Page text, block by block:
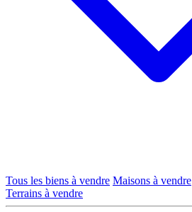
Tous les biens à vendre Maisons à vendre
Terrains à vendre